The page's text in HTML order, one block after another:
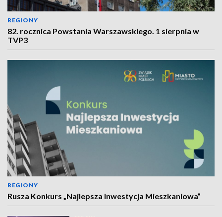
REGIONY
82. rocznica Powstania Warszawskiego. 1 sierpnia w
TVP3
REGIONY
Rusza Konkurs „Najlepsza Inwestycja Mieszkaniowa”